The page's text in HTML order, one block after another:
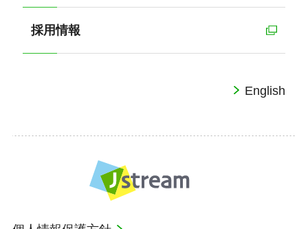
採用情報
English